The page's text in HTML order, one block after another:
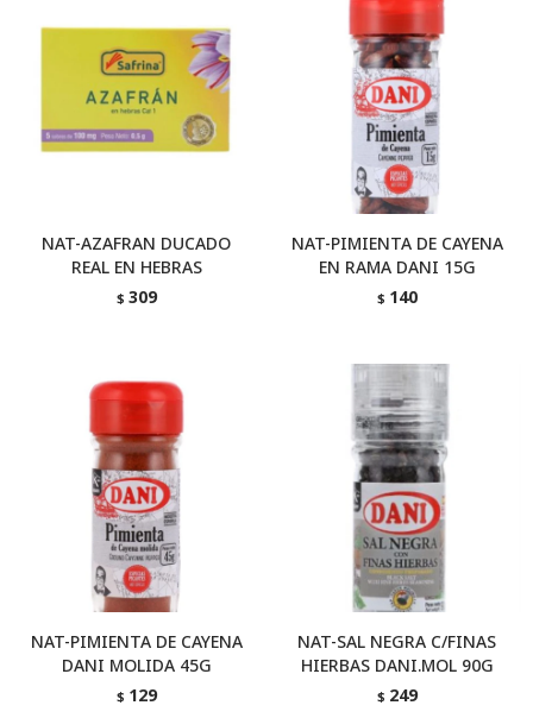
NAT-AZAFRAN DUCADO
REAL EN HEBRAS
$ 309
NAT-PIMIENTA DE CAYENA
EN RAMA DANI 15G
$ 140
NAT-PIMIENTA DE CAYENA
DANI MOLIDA 45G
$ 129
NAT-SAL NEGRA C/FINAS
HIERBAS DANI.MOL 90G
$ 249